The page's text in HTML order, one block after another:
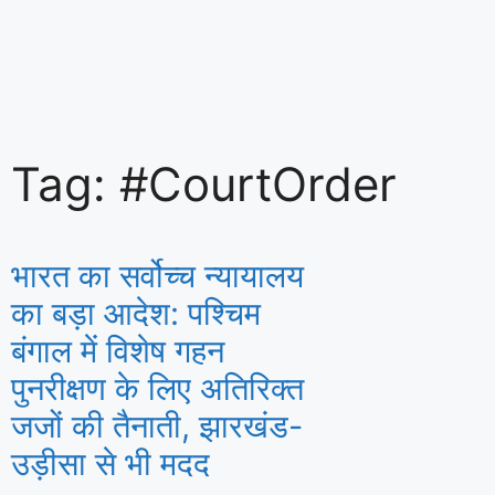
अनुपालन और ‘ईज़ ऑफ डूइंग बिज़नेस’ को मिलेगा
Tag: #CourtOrder
भारत का सर्वोच्च न्यायालय
का बड़ा आदेश: पश्चिम
बंगाल में विशेष गहन
पुनरीक्षण के लिए अतिरिक्त
जजों की तैनाती, झारखंड-
उड़ीसा से भी मदद